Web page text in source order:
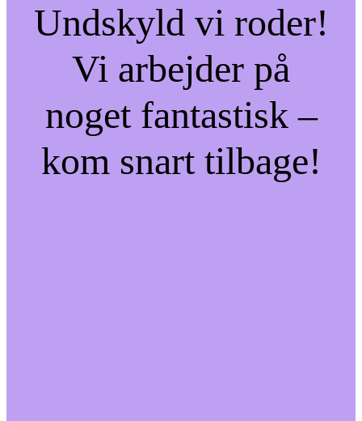
Undskyld vi roder!
Vi arbejder på
noget fantastisk –
kom snart tilbage!